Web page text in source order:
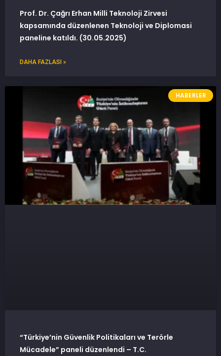
Prof. Dr. Çağrı Erhan Milli Teknoloji Zirvesi
kapsamında düzenlenen Teknoloji ve Diplomasi
paneline katıldı. (30.05.2025)
DAHA FAZLASI »
HABERLER
“Türkiye’nin Güvenlik Politikaları ve Terörle
Mücadele” paneli düzenlendi – T.C.